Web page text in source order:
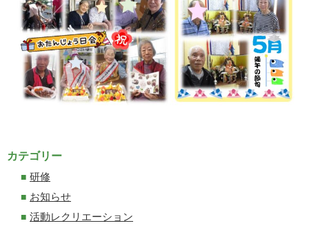
カテゴリー
研修
お知らせ
活動レクリエーション